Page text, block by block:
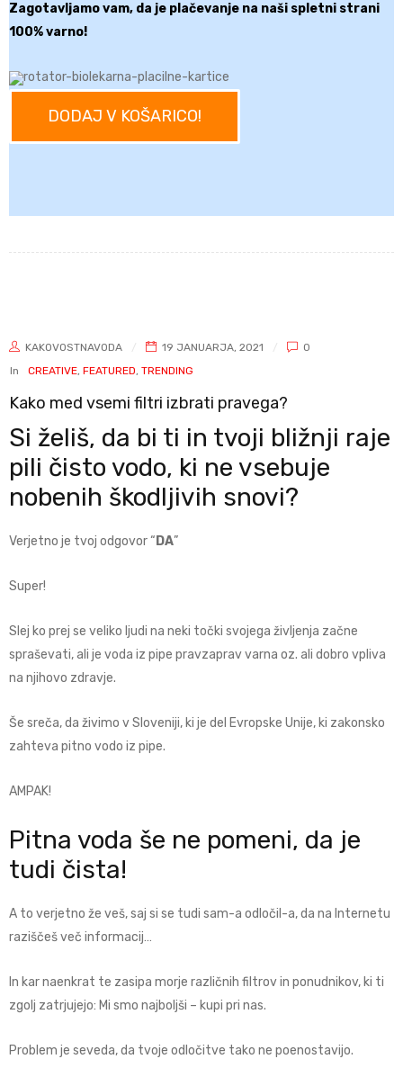
Zagotavljamo vam, da je plačevanje na naši spletni strani
100% varno!
DODAJ V KOŠARICO!
KAKOVOSTNAVODA 19 JANUARJA, 2021
0
In
CREATIVE, FEATURED, TRENDING
Kako med vsemi filtri izbrati pravega?
Si želiš, da bi ti in tvoji bližnji raje
pili čisto vodo, ki ne vsebuje
nobenih škodljivih snovi?
Verjetno je tvoj odgovor “ DA”
Super!
Slej ko prej se veliko ljudi na neki točki svojega življenja začne
spraševati, ali je voda iz pipe pravzaprav varna oz. ali dobro vpliva
na njihovo zdravje.
Še sreča, da živimo v Sloveniji, ki je del Evropske Unije, ki zakonsko
zahteva pitno vodo iz pipe.
AMPAK!
Pitna voda še ne pomeni, da je
tudi čista!
A to verjetno že veš, saj si se tudi sam-a odločil-a, da na Internetu
raziščeš več informacij…
In kar naenkrat te zasipa morje različnih filtrov in ponudnikov, ki ti
zgolj zatrjujejo: Mi smo najboljši – kupi pri nas.
Problem je seveda, da tvoje odločitve tako ne poenostavijo.